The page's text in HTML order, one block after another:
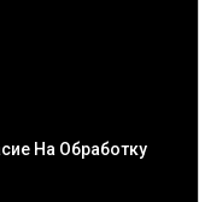
На Обработку